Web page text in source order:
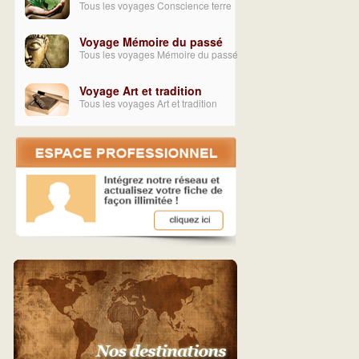
Tous les voyages Conscience terre
Voyage Mémoire du passé
Tous les voyages Mémoire du passé
Voyage Art et tradition
Tous les voyages Art et tradition